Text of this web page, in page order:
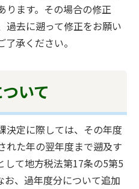
ります。その場合の修正
過去に遡って修正をお願い
承ください。
いて
決定に際しては、その年度
れた年の翌年度まで遡及す
して地方税法第17条の5第5
、過年度分について追加